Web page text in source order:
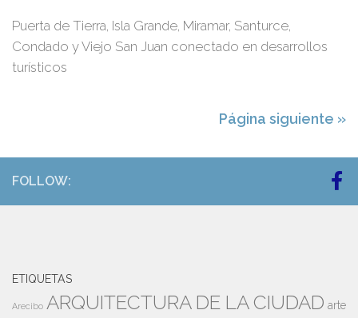
Puerta de Tierra, Isla Grande, Miramar, Santurce,
Condado y Viejo San Juan conectado en desarrollos
turísticos
Página siguiente »
FOLLOW:
ETIQUETAS
Arecibo ARQUITECTURA DE LA CIUDAD arte